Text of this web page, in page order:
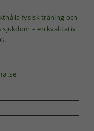
fysisk träning och
sjukdom – en kvalitativ
att dela
med dig av dina
och ditt
när du